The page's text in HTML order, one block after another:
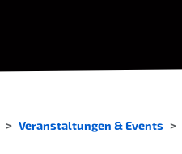
Veranstaltungen & Events